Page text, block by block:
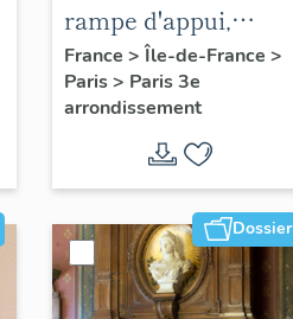
rampe d'appui,
escalier de la maison
à porte cochère dite
hôtel Le Lièvre de
La Grange
France > Île-de-France >
Paris> Paris 3e
arrondissement
Dossier